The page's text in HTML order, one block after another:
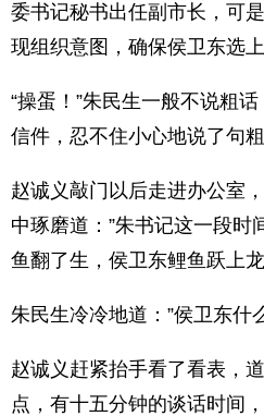
委书记秘书出任副市长，可
现组织意图，确保侯卫东选上
“操蛋！”朱民生一般不说粗
信件，忍不住小心地说了句粗
赵诚义敲门以后走进办公室
中琢磨道：”朱书记这一段时
鱼翻了生，侯卫东鲤鱼跃上
朱民生冷冷地道：”侯卫东什
赵诚义赶紧抬手看了看表，
点，有十五分钟的谈话时间